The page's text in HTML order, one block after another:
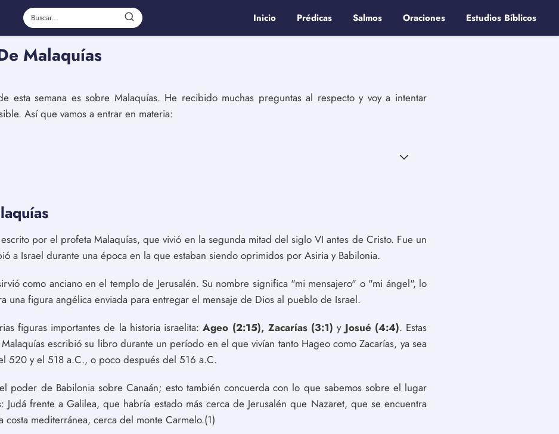
Inicio Prédicas Salmos Oraciones Estudios Bíblicos
Malaquías
esta semana es sobre Malaquías. He recibido muchas preguntas al respecto y voy a intentar
Así que vamos a entrar en materia:
por el profeta Malaquías, que vivió en la segunda mitad del siglo VI antes de Cristo. Fue un
a Israel durante una época en la que estaban siendo oprimidos por Asiria y Babilonia.
como anciano en el templo de Jerusalén. Su nombre significa "mi mensajero" o "mi ángel", lo
una figura angélica enviada para entregar el mensaje de Dios al pueblo de Israel.
figuras importantes de la historia israelita:Ageo (2:15), Zacarías (3:1) y Josué (4:4). Estas
escribió su libro durante un período en el que vivían tanto Hageo como Zacarías, ya sea
520 y el 518 a.C., o poco después del 516 a.C.
poder de Babilonia sobre Canaán; esto también concuerda con lo que sabemos sobre el lugar
Judá frente a Galilea, que habría estado más cerca de Jerusalén que Nazaret, que se encuentra
costa mediterránea, cerca del monte Carmelo.(1)